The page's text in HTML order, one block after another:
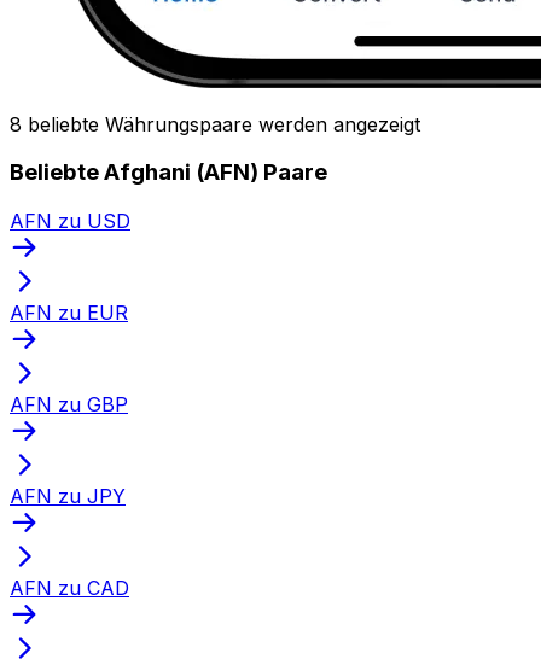
8 beliebte Währungspaare werden angezeigt
Beliebte Afghani (AFN) Paare
AFN zu USD
AFN zu EUR
AFN zu GBP
AFN zu JPY
AFN zu CAD